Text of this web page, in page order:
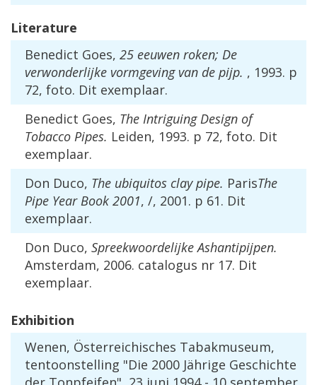
Literature
Benedict Goes, 25 eeuwen roken; De
verwonderlijke vormgeving van de pijp. , 1993. p
72, foto. Dit exemplaar.
Benedict Goes, The Intriguing Design of
Tobacco Pipes. Leiden, 1993. p 72, foto. Dit
exemplaar.
Don Duco, The ubiquitos clay pipe. ParisThe
Pipe Year Book 2001, /, 2001. p 61. Dit
exemplaar.
Don Duco, Spreekwoordelijke Ashantipijpen.
Amsterdam, 2006. catalogus nr 17. Dit
exemplaar.
Exhibition
Wenen, Österreichisches Tabakmuseum,
tentoonstelling "Die 2000 Jährige Geschichte